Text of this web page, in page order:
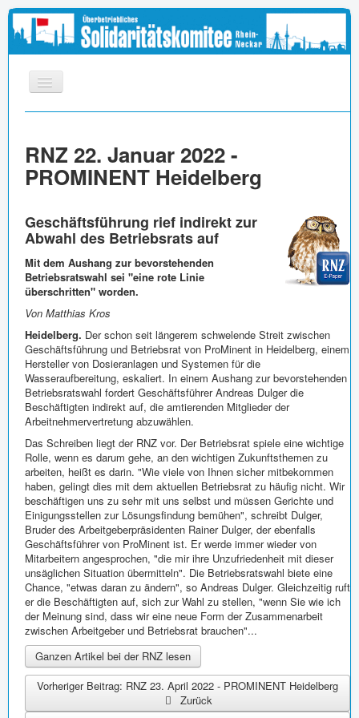
INFOS
APPELL
LINKS
IMPRESSUM
RNZ 22. Januar 2022 -
PROMINENT Heidelberg
Geschäftsführung rief indirekt zur
Abwahl des Betriebsrats auf
Mit dem Aushang zur bevorstehenden
Betriebsratswahl sei "eine rote Linie
überschritten" worden.
Von Matthias Kros
Heidelberg. Der schon seit längerem schwelende Streit zwischen
Geschäftsführung und Betriebsrat von ProMinent in Heidelberg, einem
Hersteller von Dosieranlagen und Systemen für die
Wasseraufbereitung, eskaliert. In einem Aushang zur bevorstehenden
Betriebsratswahl fordert Geschäftsführer Andreas Dulger die
Beschäftigten indirekt auf, die amtierenden Mitglieder der
Arbeitnehmervertretung abzuwählen.
Das Schreiben liegt der RNZ vor. Der Betriebsrat spiele eine wichtige
Rolle, wenn es darum gehe, an den wichtigen Zukunftsthemen zu
arbeiten, heißt es darin. "Wie viele von Ihnen sicher mitbekommen
haben, gelingt dies mit dem aktuellen Betriebsrat zu häufig nicht. Wir
beschäftigen uns zu sehr mit uns selbst und müssen Gerichte und
Einigungsstellen zur Lösungsfindung bemühen", schreibt Dulger,
Bruder des Arbeitgeberpräsidenten Rainer Dulger, der ebenfalls
Geschäftsführer von ProMinent ist. Er werde immer wieder von
Mitarbeitern angesprochen, "die mir ihre Unzufriedenheit mit dieser
unsäglichen Situation übermitteln". Die Betriebsratswahl biete eine
Chance, "etwas daran zu ändern", so Andreas Dulger. Gleichzeitig ruft
er die Beschäftigten auf, sich zur Wahl zu stellen, "wenn Sie wie ich
der Meinung sind, dass wir eine neue Form der Zusammenarbeit
zwischen Arbeitgeber und Betriebsrat brauchen"...
Ganzen Artikel bei der RNZ lesen
Vorheriger Beitrag: RNZ 23. April 2022 - PROMINENT Heidelberg
Zurück